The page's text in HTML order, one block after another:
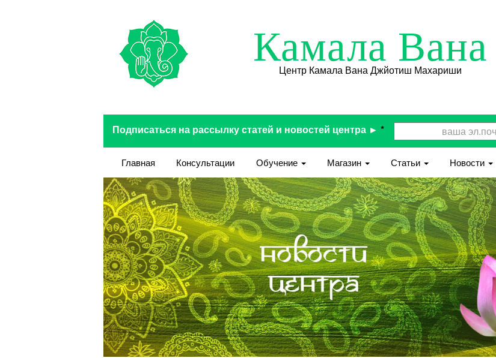
Камала Вана
Центр Камала Вана Джйотиш Махариши
Подписаться на рассылку статей и новостей центра ► *
Главная Консультации Обучение Магазин Статьи Новости